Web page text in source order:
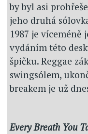
by byl asi
jeho druhá
1987 je
vydáním této
špičku. Reggae
swingsólem,
breakem je už
Every Breath You